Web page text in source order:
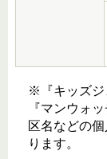
※『キッズジ
『マンウォ
区名などの
ります。